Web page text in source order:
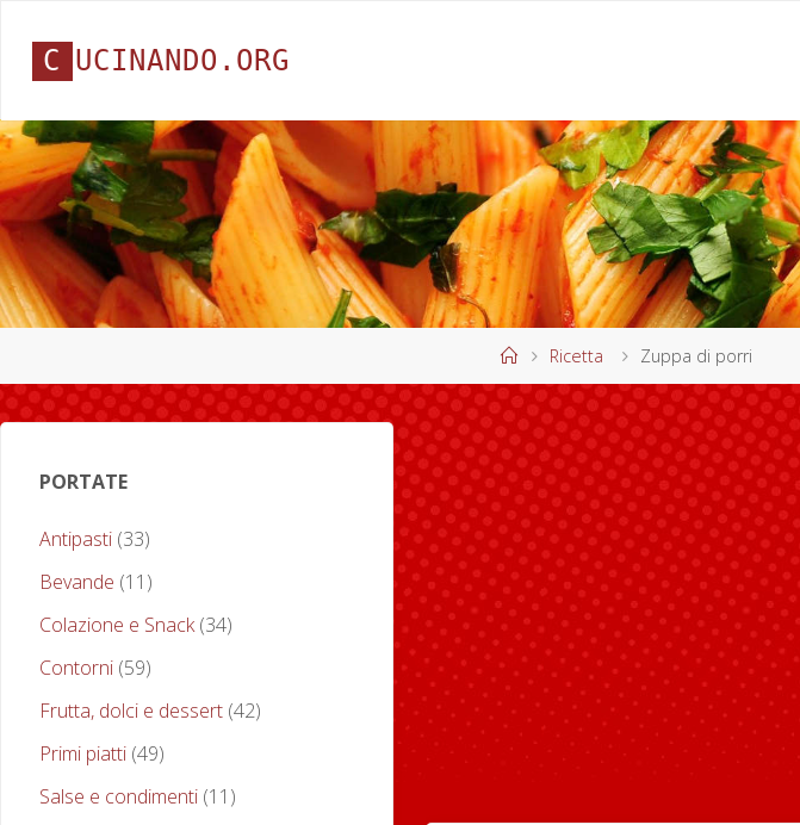
C UCI NAN DO . O RG
HomeRicetta Zuppa di porri
PORTATE
Antipasti (33)
Bevande (11)
Colazione e Snack(34)
Contorni (59)
Frutta, dolci e dessert (42)
Primi piatti (49)
Salse e condimenti (11)